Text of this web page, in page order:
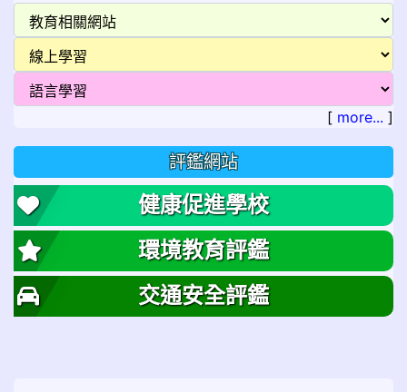
[ more... ]
評鑑網站
健康促進學校
環境教育評鑑
交通安全評鑑